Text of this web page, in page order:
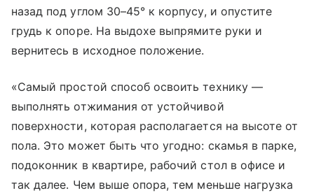
назад под углом 30–45° к корпусу, и опустите
грудь к опоре. На выдохе выпрямите руки и
вернитесь в исходное положение.
«Самый простой способ освоить технику —
выполнять отжимания от устойчивой
поверхности, которая располагается на высоте от
пола. Это может быть что угодно: скамья в парке,
подоконник в квартире, рабочий стол в офисе и
так далее. Чем выше опора, тем меньше нагрузка